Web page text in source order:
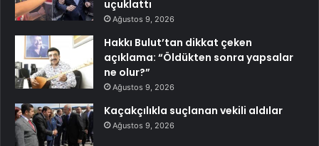
uçuklattı
Ağustos 9, 2026
Hakkı Bulut’tan dikkat çeken
açıklama: “Öldükten sonra yapsalar
ne olur?”
Ağustos 9, 2026
Kaçakçılıkla suçlanan vekili aldılar
Ağustos 9, 2026